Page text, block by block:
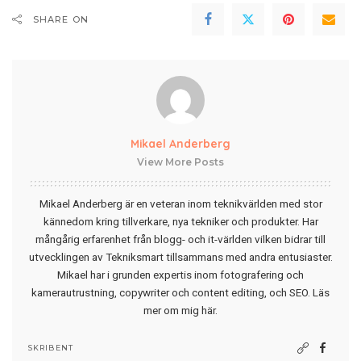
SHARE ON
Mikael Anderberg
View More Posts
Mikael Anderberg är en veteran inom teknikvärlden med stor
kännedom kring tillverkare, nya tekniker och produkter. Har
mångårig erfarenhet från blogg- och it-världen vilken bidrar till
utvecklingen av Tekniksmart tillsammans med andra entusiaster.
Mikael har i grunden expertis inom fotografering och
kamerautrustning, copywriter och content editing, och SEO. Läs
mer om mig här.
SKRIBENT